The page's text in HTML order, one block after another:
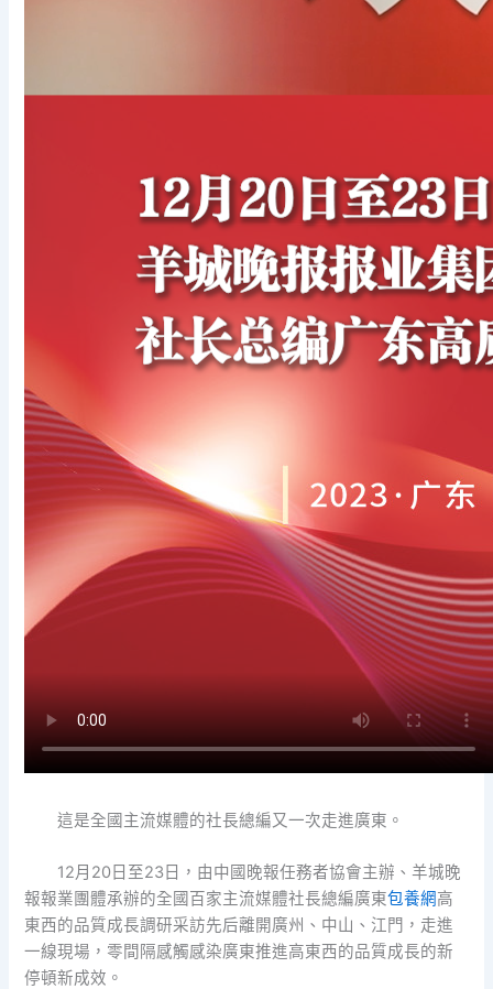
這是全國主流媒體的社長總編又一次走進廣東。
12月20日至23日，由中國晚報任務者協會主辦、羊城晚
報報業團體承辦的全國百家主流媒體社長總編廣東包養網高
東西的品質成長調研采訪先后離開廣州、中山、江門，走進
一線現場，零間隔感觸感染廣東推進高東西的品質成長的新
停頓新成效。